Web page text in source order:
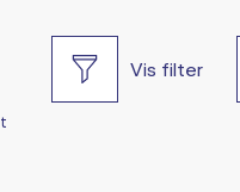
Vis filter